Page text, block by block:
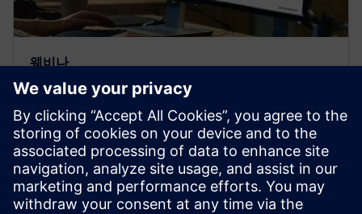
웨비나
Thermal analysis - influence of
variability on electronics
reliability
Explore influences of variability on electronics
thermal reliability using electronics cooling